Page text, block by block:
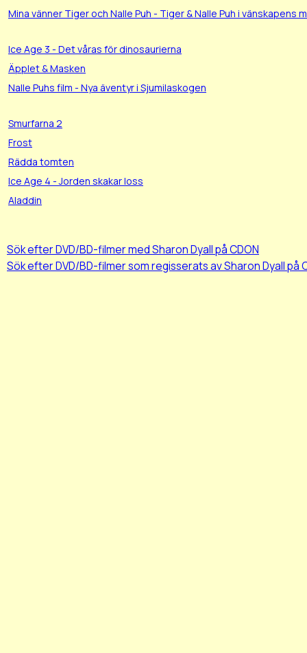
Mina vänner Tiger och Nalle Puh - Tiger & Nalle Puh i vänskapens
Ice Age 3 - Det våras för dinosaurierna
Äpplet & Masken
Nalle Puhs film - Nya äventyr i Sjumilaskogen
Smurfarna 2
Frost
Rädda tomten
Ice Age 4 - Jorden skakar loss
Aladdin
Sök efter DVD/BD-filmer med Sharon Dyall på CDON
Sök efter DVD/BD-filmer som regisserats av Sharon Dyall på